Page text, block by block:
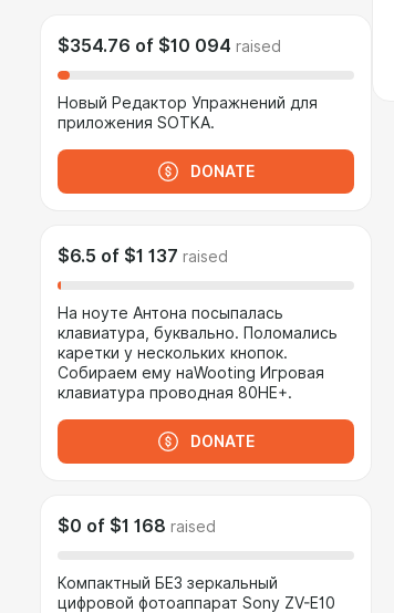
$354.76 of $10 094 raised
Новый Редактор Упражнений для
приложения SOTKA.
DONATE
$6.5 of $1 137 raised
На ноуте Антона посыпалась
клавиатура, буквально. Поломались
каретки у нескольких кнопок.
Собираем ему наWooting Игровая
клавиатура проводная 80HE+.
DONATE
$0 of $1 168 raised
Компактный БЕЗ зеркальный
цифровой фотоаппарат Sony ZV-E10